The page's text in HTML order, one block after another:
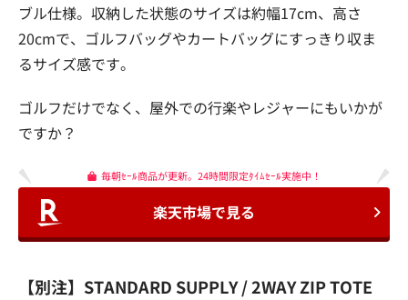
ブル仕様。収納した状態のサイズは約幅17cm、高さ
20cmで、ゴルフバッグやカートバッグにすっきり収ま
るサイズ感です。
ゴルフだけでなく、屋外での行楽やレジャーにもいかが
ですか？
毎朝ｾｰﾙ商品が更新。24時間限定ﾀｲﾑｾｰﾙ実施中！
楽天市場で見る
【別注】STANDARD SUPPLY / 2WAY ZIP TOTE